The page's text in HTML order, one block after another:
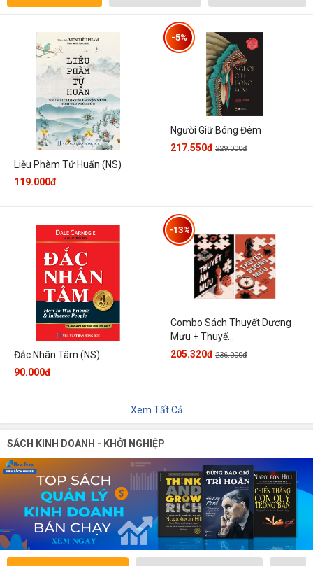
Liễu Phàm Tứ Huấn (NS)
119.000đ
Người Giữ Bóng Đêm
-5%
217.550đ 229.000đ
Đắc Nhân Tâm (NS)
90.000đ
Combo Sách Thuyết Dương
Mưu + Thuyế...
-13%
205.320đ 236.000đ
Xem Tất Cả
SÁCH KINH DOANH - KHỞI NGHIỆP